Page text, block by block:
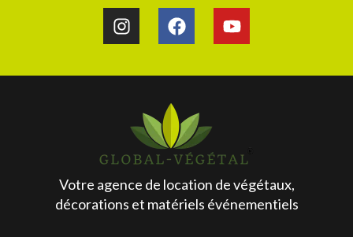
Votre agence de location de végétaux,
décorations et matériels événementiels